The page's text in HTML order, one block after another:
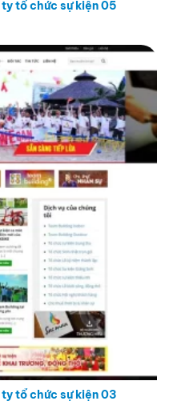
tổ chức sự kiện 05
tổ chức sự kiện 03